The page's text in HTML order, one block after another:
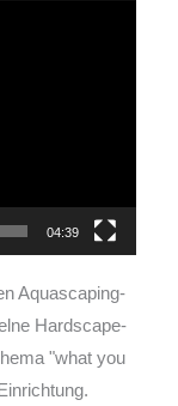
04:39
Aquascaping-
Hardscape-
"what you